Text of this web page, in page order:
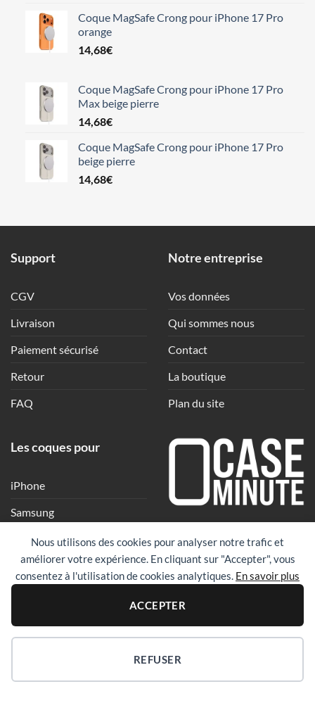
Nous utilisons des cookies pour analyser notre trafic et
améliorer votre expérience. En cliquant sur "Accepter", vous
consentez à l'utilisation de cookies analytiques. En savoir plus
ACCEPTER
REFUSER
Coque MagSafe Crong pour iPhone 17 Pro
orange
14,68€
Coque MagSafe Crong pour iPhone 17 Pro
Max beige pierre
14,68€
Coque MagSafe Crong pour iPhone 17 Pro
beige pierre
14,68€
Support
CGV
Livraison
Paiement sécurisé
Retour
FAQ
Notre entreprise
Vos données
Qui sommes nous
Contact
La boutique
Plan du site
Les coques pour
iPhone
Samsung
Xiaomi
Google
Huawei
Une coque en quelques
clics
Copyright 2026 ©Case Minute|